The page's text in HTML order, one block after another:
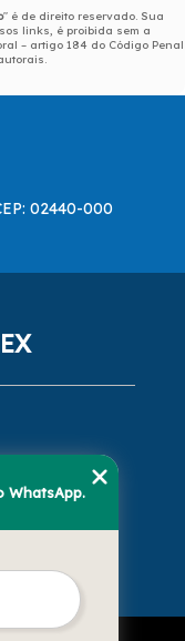
" é de direito reservado. Sua
links, é proibida sem a
– artigo 184 do Código Penal
.
02440-000
WhatsApp.